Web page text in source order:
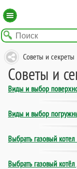
Советы и секреты
Советы и
Виды и выбор
Виды и выбор
Выбрать газовый
Выбрать газовый